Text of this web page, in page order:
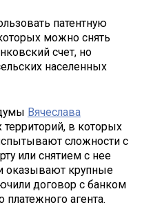
патентную
можно снять
счет, но
населенных
Вячеслава
в которых
сложности с
или снятием с нее
оказывают крупные
договор с банком
платежного агента.